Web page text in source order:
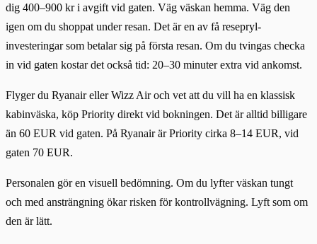
dig 400–900 kr i avgift vid gaten. Väg väskan hemma. Väg den
igen om du shoppat under resan. Det är en av få resepryl-
investeringar som betalar sig på första resan. Om du tvingas checka
in vid gaten kostar det också tid: 20–30 minuter extra vid ankomst.
Flyger du Ryanair eller Wizz Air och vet att du vill ha en klassisk
kabinväska, köp Priority direkt vid bokningen. Det är alltid billigare
än 60 EUR vid gaten. På Ryanair är Priority cirka 8–14 EUR, vid
gaten 70 EUR.
Personalen gör en visuell bedömning. Om du lyfter väskan tungt
och med ansträngning ökar risken för kontrollvägning. Lyft som om
den är lätt.